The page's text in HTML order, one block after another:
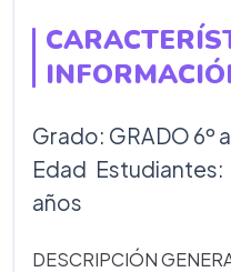
Grado: GRADO 6º a
Edad Estudiantes:
años
DESCRIPCIÓN